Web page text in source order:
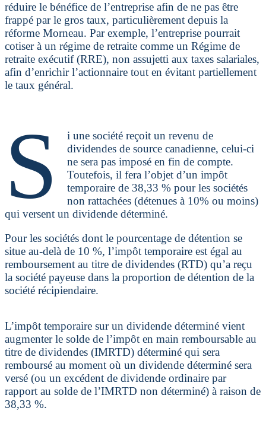
réduire le bénéfice de l’entreprise afin de ne pas être
frappé par le gros taux, particulièrement depuis la
réforme Morneau. Par exemple, l’entreprise pourrait
cotiser à un régime de retraite comme un Régime de
retraite exécutif (RRE), non assujetti aux taxes salariales,
afin d’enrichir l’actionnaire tout en évitant partiellement
le taux général.
S
i une société reçoit un revenu de
dividendes de source canadienne, celui-ci
ne sera pas imposé en fin de compte.
Toutefois, il fera l’objet d’un impôt
temporaire de 38,33 % pour les sociétés
non rattachées (détenues à 10% ou moins)
qui versent un dividende déterminé.
Pour les sociétés dont le pourcentage de détention se
situe au-delà de 10 %, l’impôt temporaire est égal au
remboursement au titre de dividendes (RTD) qu’a reçu
la société payeuse dans la proportion de détention de la
société récipiendaire.
L’impôt temporaire sur un dividende déterminé vient
augmenter le solde de l’impôt en main remboursable au
titre de dividendes (IMRTD) déterminé qui sera
remboursé au moment où un dividende déterminé sera
versé (ou un excédent de dividende ordinaire par
rapport au solde de l’IMRTD non déterminé) à raison de
38,33 %.